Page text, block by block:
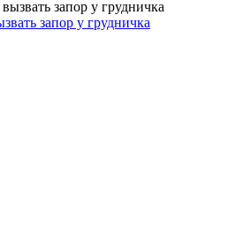
запор у грудничка